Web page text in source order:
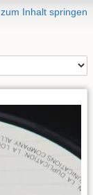
zum Inhalt springen